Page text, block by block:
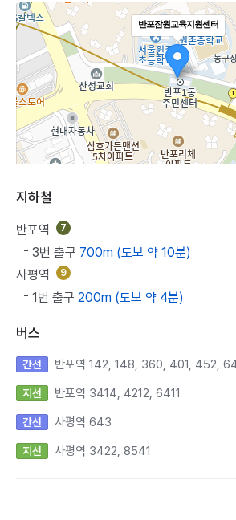
반포잠원교육지원센터
지하철
반포역 7
3번 출구 700m (도보 약 10분)
사평역
9
1번 출구 200m (도보 약 4분)
버스
간선 반포역 142, 148, 360, 401, 452,
지선 반포역 3414, 4212, 6411
간선 사평역 643
지선 사평역 3422, 8541